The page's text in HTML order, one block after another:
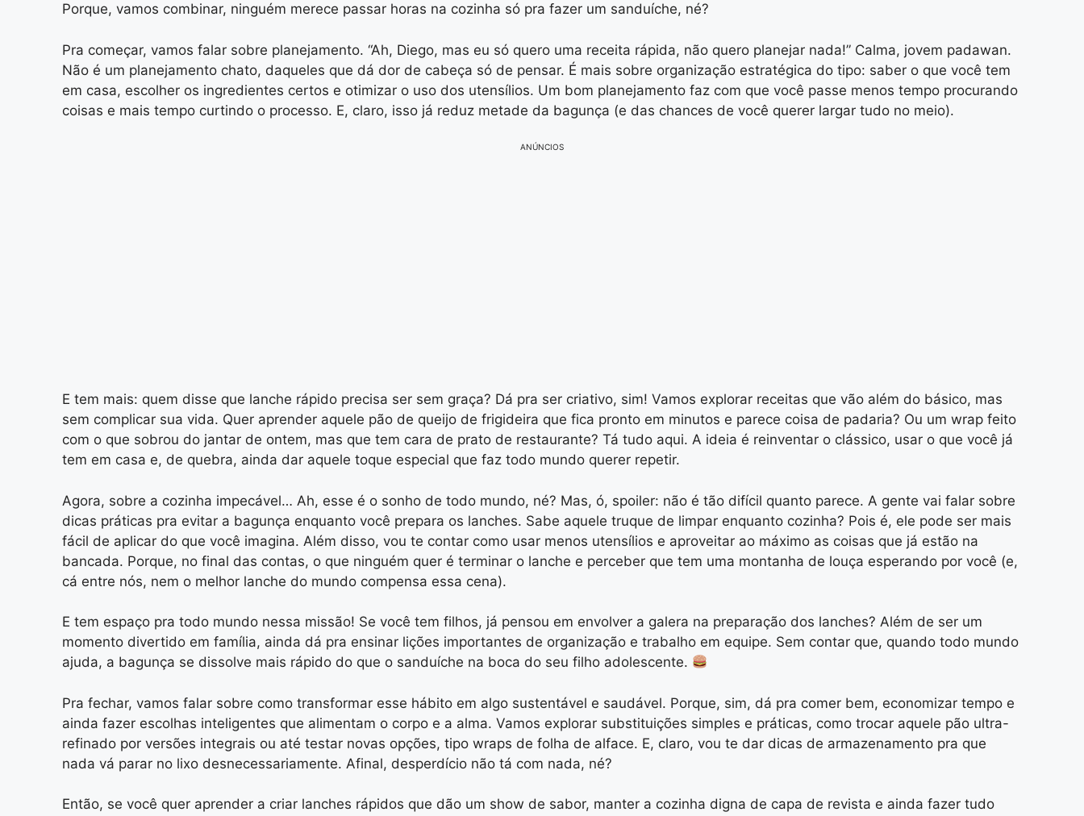
Porque, vamos combinar, ninguém merece passar horas na cozinha só pra fazer um sanduíche, né?
Pra começar, vamos falar sobre planejamento. “Ah, Diego, mas eu só quero uma receita rápida, não quero planejar nada!” Calma, jovem padawan.
Não é um planejamento chato, daqueles que dá dor de cabeça só de pensar. É mais sobre organização estratégica do tipo: saber o que você tem
em casa, escolher os ingredientes certos e otimizar o uso dos utensílios. Um bom planejamento faz com que você passe menos tempo procurando
coisas e mais tempo curtindo o processo. E, claro, isso já reduz metade da bagunça (e das chances de você querer largar tudo no meio).
ANÚNCIOS
E tem mais: quem disse que lanche rápido precisa ser sem graça? Dá pra ser criativo, sim! Vamos explorar receitas que vão além do básico, mas
sem complicar sua vida. Quer aprender aquele pão de queijo de frigideira que fica pronto em minutos e parece coisa de padaria? Ou um wrap feito
com o que sobrou do jantar de ontem, mas que tem cara de prato de restaurante? Tá tudo aqui. A ideia é reinventar o clássico, usar o que você já
tem em casa e, de quebra, ainda dar aquele toque especial que faz todo mundo querer repetir.
Agora, sobre a cozinha impecável… Ah, esse é o sonho de todo mundo, né? Mas, ó, spoiler: não é tão difícil quanto parece. A gente vai falar sobre
dicas práticas pra evitar a bagunça enquanto você prepara os lanches. Sabe aquele truque de limpar enquanto cozinha? Pois é, ele pode ser mais
fácil de aplicar do que você imagina. Além disso, vou te contar como usar menos utensílios e aproveitar ao máximo as coisas que já estão na
bancada. Porque, no final das contas, o que ninguém quer é terminar o lanche e perceber que tem uma montanha de louça esperando por você (e,
cá entre nós, nem o melhor lanche do mundo compensa essa cena).
E tem espaço pra todo mundo nessa missão! Se você tem filhos, já pensou em envolver a galera na preparação dos lanches? Além de ser um
momento divertido em família, ainda dá pra ensinar lições importantes de organização e trabalho em equipe. Sem contar que, quando todo mundo
ajuda, a bagunça se dissolve mais rápido do que o sanduíche na boca do seu filho adolescente.
Pra fechar, vamos falar sobre como transformar esse hábito em algo sustentável e saudável. Porque, sim, dá pra comer bem, economizar tempo e
ainda fazer escolhas inteligentes que alimentam o corpo e a alma. Vamos explorar substituições simples e práticas, como trocar aquele pão ultra-
refinado por versões integrais ou até testar novas opções, tipo wraps de folha de alface. E, claro, vou te dar dicas de armazenamento pra que
nada vá parar no lixo desnecessariamente. Afinal, desperdício não tá com nada, né?
Então, se você quer aprender a criar lanches rápidos que dão um show de sabor, manter a cozinha digna de capa de revista e ainda fazer tudo